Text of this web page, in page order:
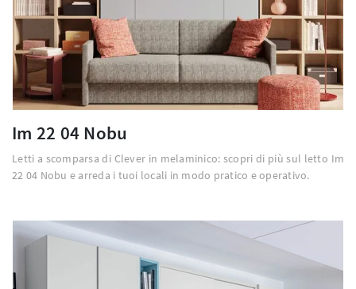
Im 22 04 Nobu
Letti a scomparsa di Clever in melaminico: scopri di più sul letto Im
22 04 Nobu e arreda i tuoi locali in modo pratico e operativo.